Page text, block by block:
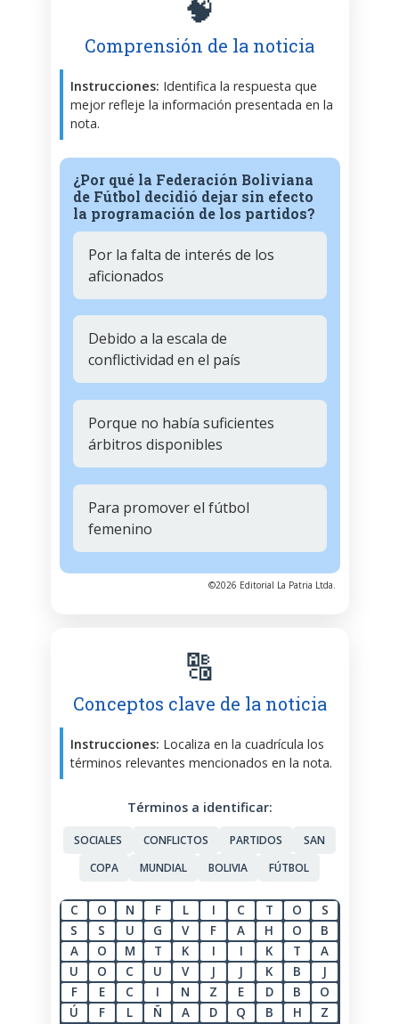
Comprensión de la noticia
Instrucciones: Identifica la respuesta que
mejor refleje la información presentada en la
nota.
¿Por qué la Federación Boliviana
de Fútbol decidió dejar sin efecto
la programación de los partidos?
Por la falta de interés de los
aficionados
Debido a la escala de
conflictividad en el país
Porque no había suficientes
árbitros disponibles
Para promover el fútbol
femenino
©2026 Editorial La Patria Ltda.
🔠
Conceptos clave de la noticia
Instrucciones: Localiza en la cuadrícula los
términos relevantes mencionados en la nota.
Términos a identificar:
SOCIALES CONFLICTOS PARTIDOS
SAN
COPA
MUNDIAL BOLIVIA FÚTBOL
C O N F L I C T O
S
S
S U G V F A H O
B
A
O M T K I I K T
A
U
O C U V J J K B
J
F
E C I N Z E D B
O
Ú
F L Ñ A D Q B H
Z